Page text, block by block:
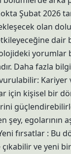
Şubat 2026
olan
dair
yorumlar
Daha fazla
Kariyer
için kişisel bir
şey, egolarının
fırsatlar : Bu
ve yeni